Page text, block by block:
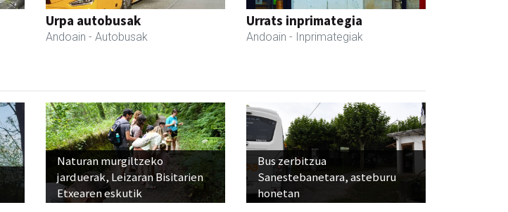
Urpa autobusak
Andoain - Autobusak
Urrats inprimategia
Andoain - Inprimategiak
Naturan murgiltzeko
jarduerak, Leizaran Bisitarien
Etxearen eskutik
Bus zerbitzua
Sanestebanetara, asteburu
honetan